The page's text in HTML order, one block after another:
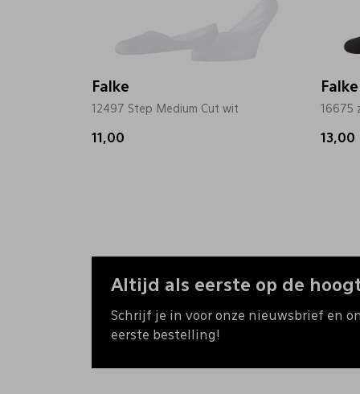
Falke
12497 Step Medium Cut wit
11,00
Falke
16675
13,00
Altijd als eerste op de
Schrijf je in voor onze nieuwsbrief en
eerste bestelling!